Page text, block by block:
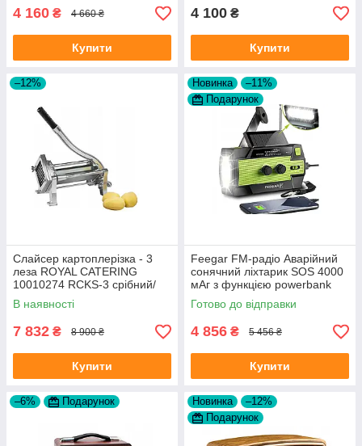
4 160 ₴ 4 660 ₴
Купити
4 100 ₴
Купити
–12%
Слайсер картоплерізка - 3
леза ROYAL CATERING
10010274 RCKS-3 срібний/
сірий 300 Вт
В наявності
7 832 ₴ 8 900 ₴
Купити
Новинка
–11%
Подарунок
Feegar FM-радіо Аварійний
сонячний ліхтарик SOS 4000
мАг з функцією powerbank
Готово до відправки
4 856 ₴ 5 456 ₴
Купити
–6% Подарунок Новинка
–12%
Подарунок